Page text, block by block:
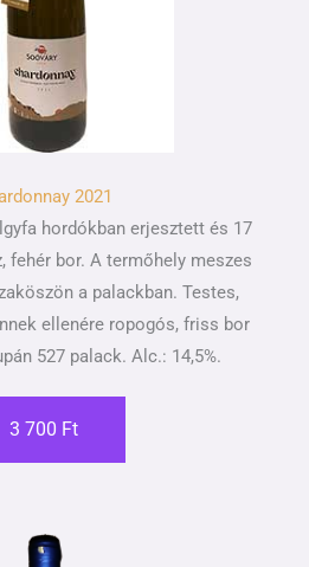
2021
hordókban erjesztett és 17
fehér bor. A termőhely meszes
a palackban. Testes,
ellenére ropogós, friss bor
527 palack. Alc.: 14,5%.
3 700 Ft